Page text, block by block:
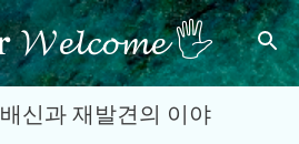
텐츠로 건너뛰기
𝓦𝓮𝓵𝓬𝓸𝓶𝓮 🖐
신과 재발견의 이야